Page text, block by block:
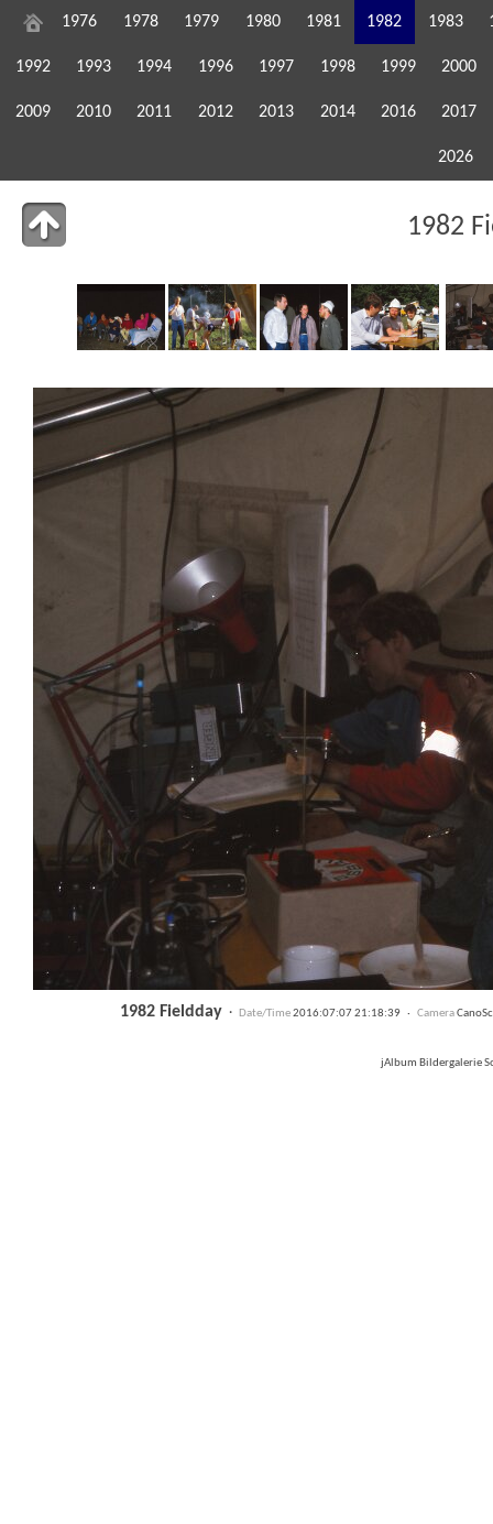
1976 1978 1979 1980 1981 1982 1983
1992 1993 1994 1996 1997 1998 1999 2000
2009 2010 2011 2012 2013 2014 2016 2017
2026
1982
1982 Fieldday · Date/Time2016:07:07 21:18:39 · Camera
jAlbum Bildergalerie